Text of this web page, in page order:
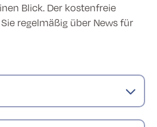
Blick. Der kostenfreie
regelmäßig über News für